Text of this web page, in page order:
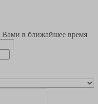
Вами в ближайшее время